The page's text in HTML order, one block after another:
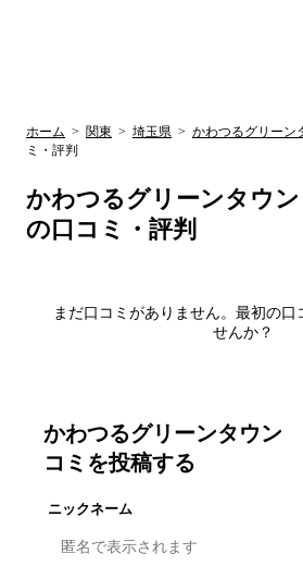
ホーム > 関東 > 埼玉県 > かわつるグリー
ミ・評判
かわつるグリーンタウ
の口コミ・評判
まだ口コミがありません。最初の口
せんか？
かわつるグリーンタウン
コミを投稿する
ニックネーム